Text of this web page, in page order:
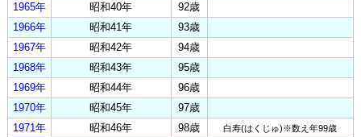
1965年
昭和40年
92歳
1966年
昭和41年
93歳
1967年
昭和42年
94歳
1968年
昭和43年
95歳
1969年
昭和44年
96歳
1970年
昭和45年
97歳
1971年
昭和46年 98歳 白寿(はくじゅ)※数え年99歳